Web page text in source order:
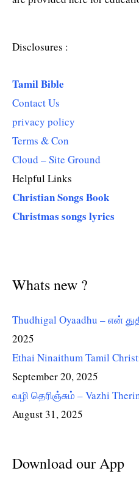
Disclosures :
Tamil Bible
Contact Us
privacy policy
Terms & Con
Cloud – Site Ground
Helpful Links
Christian Songs Book
Christmas songs lyrics
Whats new ?
Thudhigal Oyaadhu – என்
2025
Ethai Ninaithum Tamil
September 20, 2025
வழி தெரிஞ்சும் – Vazhi
August 31, 2025
Download our App